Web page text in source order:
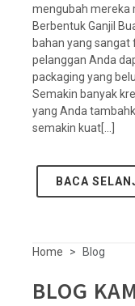
mengubah mereka
Berbentuk Ganjil
bahan yang
pelanggan Anda
packaging yang
Semakin banyak
yang Anda
semakin kuat[...]
BACA
Home Blog
BLOG